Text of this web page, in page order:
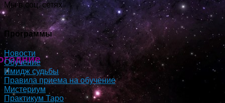
Мы в соц. сетях
Программы
Новости
Обучение
Имидж судьбы
Правила приема на обучение
Мистериум
Практикум Таро